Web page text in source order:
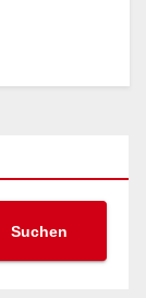
Suchen